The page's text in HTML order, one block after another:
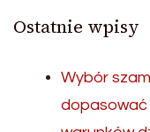
Ostatnie wpisy
Wybór
dopasować